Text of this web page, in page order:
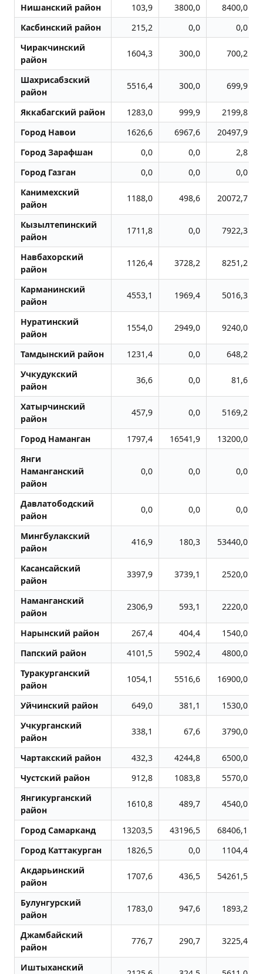
Нишанский район 103,9 3800,0
8400,0
Касбинский район
215,2 0,0
0,0
Чиракчинский
район
1604,3 300,0 700,2
Шахрисабзский
район
5516,4 300,0 699,9
Яккабагский район 1283,0 999,9
2199,8
Город Навои
1626,6 6967,6
20497,9
Город Заpафшан
0,0 0,0
2,8
Город Газган
0,0 0,0
0,0
Канимехский
район
1188,0 498,6 20072,7
Кызылтепинский
район
1711,8 0,0 7922,3
Навбахорский
район
1126,4 3728,2 8251,2
Карманинский
район
4553,1 1969,4 5016,3
Нуратинский
район
1554,0 2949,0 9240,0
Тамдынский район 1231,4 0,0
648,2
Учкудукский
район
36,6 0,0 81,6
Хатырчинский
район
457,9 0,0 5169,2
Город Наманган 1797,4 16541,9
13200,0
Янги
Наманганский
район
0,0 0,0 0,0
Давлатободский
район
0,0 0,0 0,0
Мингбулакский
район
416,9 180,3 53440,0
Касансайский
район
3397,9 3739,1 2520,0
Наманганский
район
2306,9 593,1 2220,0
Нарынский район 267,4 404,4
1540,0
Папский район
4101,5 5902,4
4800,0
Туракурганский
район
1054,1 5516,6 16900,0
Уйчинский район 649,0 381,1
1530,0
Учкурганский
район
338,1 67,6 3790,0
Чартакский район 432,3 4244,8
6500,0
Чустский район
912,8 1083,8
5570,0
Янгикурганский
район
1610,8 489,7 4540,0
Город Самарканд 13203,5 43196,5 68406,1
Город Каттакурган
1826,5 0,0
1104,4
Акдарьинский
район
1707,6 436,5 54261,5
Булунгурский
район
1783,0 947,6 1893,2
Джамбайский
район
776,7 290,7 3225,4
Иштыханский